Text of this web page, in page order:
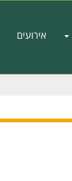
אירועים